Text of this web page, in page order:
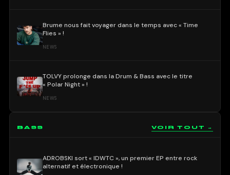
Brume nous fait voyager dans le temps avec « Time
Flies » !
NEWS
TOLVY prolonge dans la Drum & Bass avec le titre
« Polar Night » !
NEWS
BASS VOIR TOUT →
ADROBSKI sort « IDWTC », un premier EP entre rock
alternatif et électronique !